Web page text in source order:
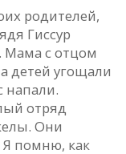
родителей,
Гиссур
Мама с отцом
детей угощали
напали.
отряд
Они
Я помню, как